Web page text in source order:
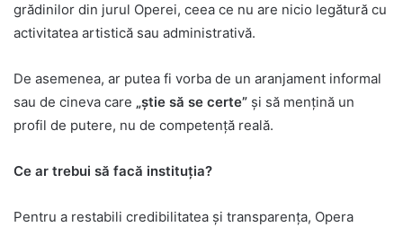
grădinilor din jurul Operei, ceea ce nu are nicio legătură cu
activitatea artistică sau administrativă.
De asemenea, ar putea fi vorba de un aranjament informal
sau de cineva care „știe să se certe” și să mențină un
profil de putere, nu de competență reală.
Ce ar trebui să facă instituția?
Pentru a restabili credibilitatea și transparența, Opera